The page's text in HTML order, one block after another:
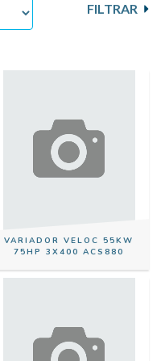
FILTRAR
VARIADOR VELOC 55KW
75HP 3X400 ACS880